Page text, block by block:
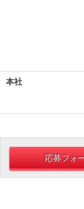
本社
応募フォ